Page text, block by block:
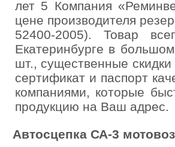
лет 5 Компания
цене производителя
52400-2005). Товар
Екатеринбурге в
шт., существенные
сертификат и паспорт
компаниями, которые
продукцию на Ваш адрес.
Автосцепка СА-3